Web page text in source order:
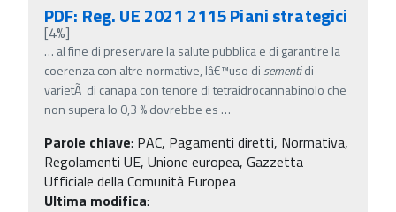
PDF: Reg. UE 2021 2115 Piani strategici
[4%]
… al fine di preservare la salute pubblica e di garantire la
coerenza con altre normative, lâ€™uso di sementidi
varietÃ di canapa con tenore di tetraidrocannabinolo che
non supera lo 0,3 % dovrebbe es …
Parole chiave: PAC, Pagamenti diretti, Normativa,
Regolamenti UE, Unione europea, Gazzetta
Ufficiale della Comunità Europea
Ultima modifica: